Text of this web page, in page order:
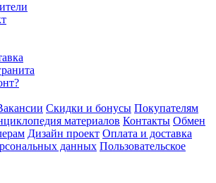
Скидки и бонусы Покупателям
материалов Контакты Обмен
Дизайн проект Оплата и доставка
данных Пользовательское